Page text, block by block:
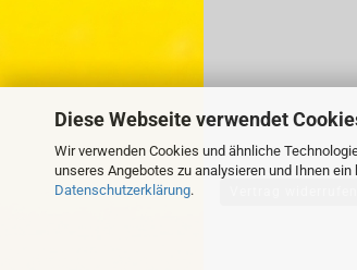
Diese Webseite verwendet
Wir verwenden Cookies und ähnliche
unseres Angebotes zu analysieren und Ihnen
Datenschutzerklärung.